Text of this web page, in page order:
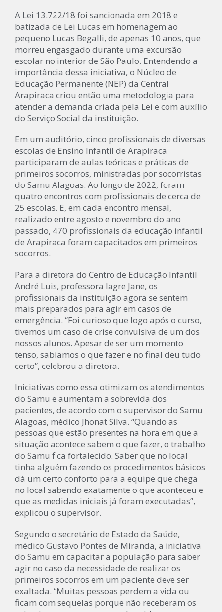
A Lei 13.722/18 foi sancionada em 2018 e
batizada de Lei Lucas em homenagem ao
pequeno Lucas Begalli, de apenas 10 anos, que
morreu engasgado durante uma excursão
escolar no interior de São Paulo. Entendendo a
importância dessa iniciativa, o Núcleo de
Educação Permanente (NEP) da Central
Arapiraca criou então uma metodologia para
atender a demanda criada pela Lei e com auxílio
do Serviço Social da instituição.
Em um auditório, cinco profissionais de diversas
escolas de Ensino Infantil de Arapiraca
participaram de aulas teóricas e práticas de
primeiros socorros, ministradas por socorristas
do Samu Alagoas. Ao longo de 2022, foram
quatro encontros com profissionais de cerca de
25 escolas. E, em cada encontro mensal,
realizado entre agosto e novembro do ano
passado, 470 profissionais da educação infantil
de Arapiraca foram capacitados em primeiros
socorros.
Para a diretora do Centro de Educação Infantil
André Luis, professora Iagre Jane, os
profissionais da instituição agora se sentem
mais preparados para agir em casos de
emergência. “Foi curioso que logo após o curso,
tivemos um caso de crise convulsiva de um dos
nossos alunos. Apesar de ser um momento
tenso, sabíamos o que fazer e no final deu tudo
certo”, celebrou a diretora.
Iniciativas como essa otimizam os atendimentos
do Samu e aumentam a sobrevida dos
pacientes, de acordo com o supervisor do Samu
Alagoas, médico Jhonat Silva. “Quando as
pessoas que estão presentes na hora em que a
situação acontece sabem o que fazer, o trabalho
do Samu fica fortalecido. Saber que no local
tinha alguém fazendo os procedimentos básicos
dá um certo conforto para a equipe que chega
no local sabendo exatamente o que aconteceu e
que as medidas iniciais já foram executadas”,
explicou o supervisor.
Segundo o secretário de Estado da Saúde,
médico Gustavo Pontes de Miranda, a iniciativa
do Samu em capacitar a população para saber
agir no caso da necessidade de realizar os
primeiros socorros em um paciente deve ser
exaltada. “Muitas pessoas perdem a vida ou
ficam com sequelas porque não receberam os